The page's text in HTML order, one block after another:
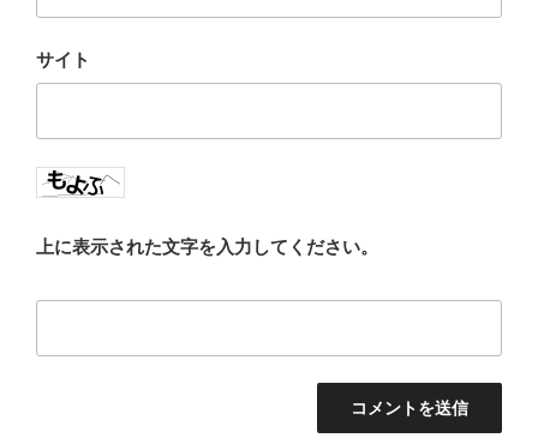
サイト
上に表示された文字を入力してください。